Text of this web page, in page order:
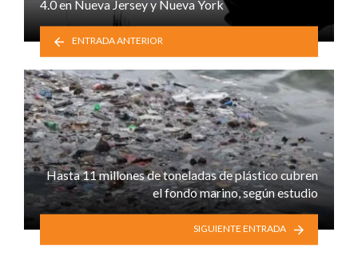
4.0 en Nueva Jersey y Nueva York
ENTRADA ANTERIOR
Hasta 11 millones de toneladas de plástico cubren
el fondo marino, según estudio
SIGUIENTE ENTRADA